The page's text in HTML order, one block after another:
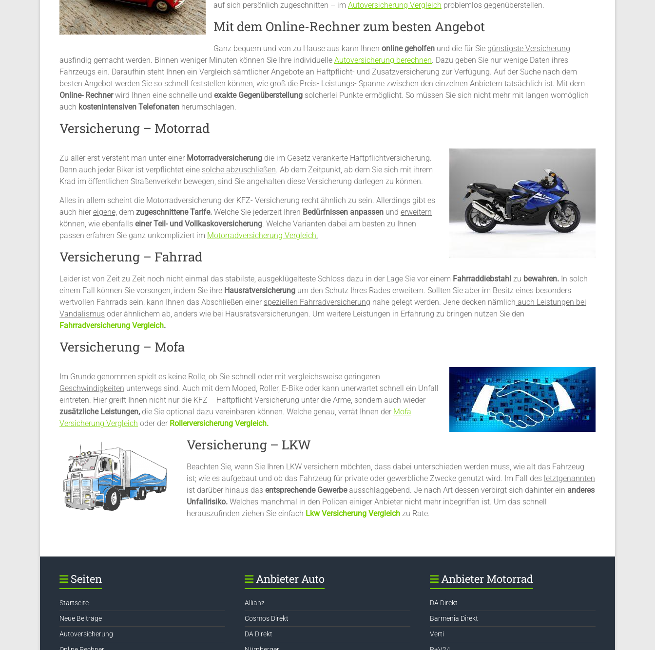
auf sich persönlich zugeschnitten – im Autoversicherung Vergleich problemlos gegenüberstellen.
Mit dem Online-Rechner zum besten Angebot
Ganz bequem und von zu Hause aus kann Ihnen online geholfen und die für Sie günstigste Versicherung
ausfindig gemacht werden. Binnen weniger Minuten können Sie Ihre individuelle Autoversicherung berechnen. Dazu geben Sie nur wenige Daten ihres
Fahrzeugs ein. Daraufhin steht Ihnen ein Vergleich sämtlicher Angebote an Haftpflicht- und Zusatzversicherung zur Verfügung. Auf der Suche nach dem
besten Angebot werden Sie so schnell feststellen können, wie groß die Preis- Leistungs- Spanne zwischen den einzelnen Anbietern tatsächlich ist. Mit dem
Online- Rechnerwird Ihnen eine schnelle und exakte Gegenüberstellung solcherlei Punkte ermöglicht. So müssen Sie sich nicht mehr mit langen womöglich
auch kostenintensiven Telefonaten herumschlagen.
Versicherung – Motorrad
Zu aller erst versteht man unter einer Motorradversicherung die im Gesetz verankerte Haftpflichtversicherung.
Denn auch jeder Biker ist verpflichtet eine solche abzuschließen. Ab dem Zeitpunkt, ab dem Sie sich mit ihrem
Krad im öffentlichen Straßenverkehr bewegen, sind Sie angehalten diese Versicherung darlegen zu können.
Alles in allem scheint die Motorradversicherung der KFZ- Versicherung recht ähnlich zu sein. Allerdings gibt es
auch hier eigene, dem zugeschnittene Tarife. Welche Sie jederzeit Ihren Bedürfnissen anpassen und erweitern
können, wie ebenfalls einer Teil- und Vollkaskoversicherung. Welche Varianten dabei am besten zu Ihnen
passen erfahren Sie ganz unkompliziert im Motorradversicherung Vergleich.
Versicherung – Fahrrad
Leider ist von Zeit zu Zeit noch nicht einmal das stabilste, ausgeklügelteste Schloss dazu in der Lage Sie vor einem Fahrraddiebstahl zu bewahren. In solch
einem Fall können Sie vorsorgen, indem Sie ihre Hausratversicherung um den Schutz Ihres Rades erweitern. Sollten Sie aber im Besitz eines besonders
wertvollen Fahrrads sein, kann Ihnen das Abschließen einer speziellen Fahrradversicherung nahe gelegt werden. Jene decken nämlich auch Leistungen bei
Vandalismus oder ähnlichem ab, anders wie bei Hausratsversicherungen. Um weitere Leistungen in Erfahrung zu bringen nutzen Sie den
Fahrradversicherung Vergleich.
Versicherung – Mofa
Im Grunde genommen spielt es keine Rolle, ob Sie schnell oder mit vergleichsweise geringeren
Geschwindigkeiten unterwegs sind. Auch mit dem Moped, Roller, E-Bike oder kann unerwartet schnell ein Unfall
eintreten. Hier greift Ihnen nicht nur die KFZ – Haftpflicht Versicherung unter die Arme, sondern auch wieder
zusätzliche Leistungen, die Sie optional dazu vereinbaren können. Welche genau, verrät Ihnen der Mofa
Versicherung Vergleich oder der Rollerversicherung Vergleich.
Versicherung – LKW
Beachten Sie, wenn Sie Ihren LKW versichern möchten, dass dabei unterschieden werden muss, wie alt das Fahrzeug
ist; wie es aufgebaut und ob das Fahrzeug für private oder gewerbliche Zwecke genutzt wird. Im Fall des letztgenannten
ist darüber hinaus das entsprechende Gewerbeausschlaggebend. Je nach Art dessen verbirgt sich dahinter ein anderes
Unfallrisiko. Welches manchmal in den Policen einiger Anbieter nicht mehr inbegriffen ist. Um das schnell
herauszufinden ziehen Sie einfach Lkw Versicherung Vergleich zu Rate.
Seiten
Startseite
Neue Beiträge
Autoversicherung
Anbieter Auto
Allianz
Cosmos Direkt
DA Direkt
Anbieter Motorrad
DA Direkt
Barmenia Direkt
Verti